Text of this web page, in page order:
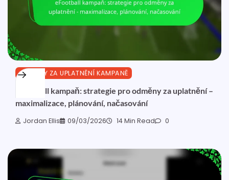
ODMĚNY ZA UPLATNĚNÍ KAMPANĚ
eFootball kampaň: strategie pro odměny za uplatnění –
maximalizace, plánování, načasování
Jordan Ellis 09/03/2026 14 Min Read 0